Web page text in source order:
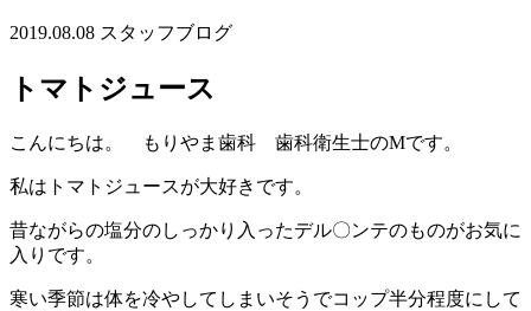
2019.08.08 スタッフブログ
トマトジュース
こんにちは。 もりやま歯科 歯科衛生士のMです。
私はトマトジュースが大好きです。
昔ながらの塩分のしっかり入ったデル〇ンテのものがお気に
入りです。
寒い季節は体を冷やしてしまいそうでコップ半分程度にして